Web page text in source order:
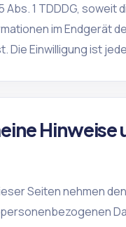
Abs. 1 TDDDG,
im Endgerät
Die Einwilligung ist
Seiten nehmen